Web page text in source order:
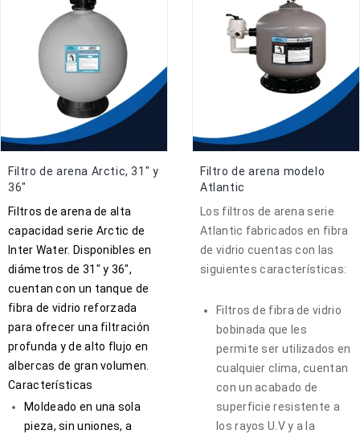
Filtro de arena Arctic, 31″ y
36″
Filtros de arena de alta
capacidad serie Arctic de
Inter Water. Disponibles en
diámetros de 31″ y 36″,
cuentan con un tanque de
fibra de vidrio reforzada
para ofrecer una filtración
profunda y de alto flujo en
albercas de gran volumen.
Características
Moldeado en una sola
pieza, sin uniones, a
Filtro de arena modelo
Atlantic
Los filtros de arena serie
Atlantic fabricados en fibra
de vidrio cuentas con las
siguientes características:
Filtros de fibra de vidrio
bobinada que les
permite ser utilizados en
cualquier clima, cuentan
con un acabado de
superficie resistente a
los rayos U.V y a la